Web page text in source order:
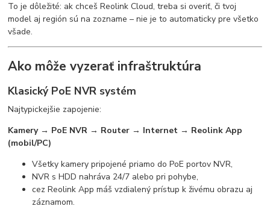
To je dôležité: ak chceš Reolink Cloud, treba si overiť, či tvoj
model aj región sú na zozname – nie je to automaticky pre všetko
všade.
Ako môže vyzerať infraštruktúra
Klasický PoE NVR systém
Najtypickejšie zapojenie:
Kamery → PoE NVR → Router → Internet → Reolink App
(mobil/PC)
Všetky kamery pripojené priamo do PoE portov NVR,
NVR s HDD nahráva 24/7 alebo pri pohybe,
cez Reolink App máš vzdialený prístup k živému obrazu aj
záznamom.